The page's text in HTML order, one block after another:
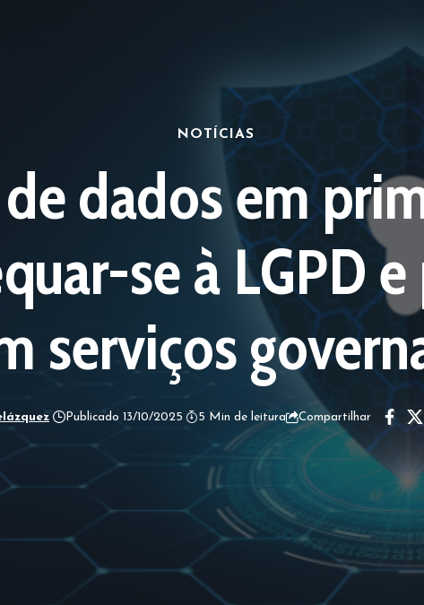
NOTÍCIAS
dados em
se à LGPD
serviços
Publicado 13/10/2025 5 Min de leitura Compartilhar